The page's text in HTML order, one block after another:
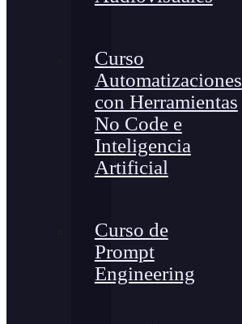
Curso
Automatizaciones
con Herramientas
No Code e
Inteligencia
Artificial
Curso de
Prompt
Engineering